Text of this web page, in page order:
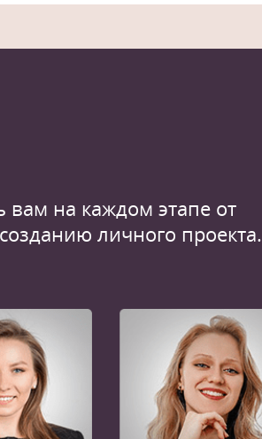
вам на каждом этапе от
личного проекта.